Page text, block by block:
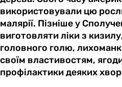
використовували цю
малярії. Пізніше у
виготовляти ліки з
головного голю,
своїм властивостям,
профілактики деяких